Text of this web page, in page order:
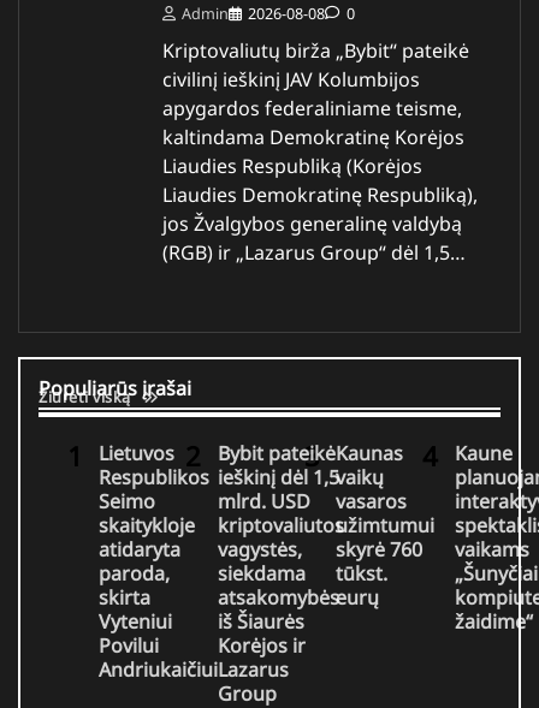
Admin 2026-08-08 0
Kriptovaliutų birža „Bybit“ pateikė
civilinį ieškinį JAV Kolumbijos
apygardos federaliniame teisme,
kaltindama Demokratinę Korėjos
Liaudies Respubliką (Korėjos
Liaudies Demokratinę Respubliką),
jos Žvalgybos generalinę valdybą
(RGB) ir „Lazarus Group“ dėl 1,5…
Populiarūs įrašai
Žiūrėti viską
Lietuvos
Respublikos
Seimo
skaitykloje
atidaryta
paroda,
skirta
Vyteniui
Povilui
Andriukaičiui
Bybit pateikė
ieškinį dėl 1,5
mlrd. USD
kriptovaliutos
vagystės,
siekdama
atsakomybės
iš Šiaurės
Korėjos ir
Lazarus
Group
Kaunas
vaikų
vasaros
užimtumui
skyrė 760
tūkst.
eurų
Kaune
vaikams
„Šunyčiai
žaidime“